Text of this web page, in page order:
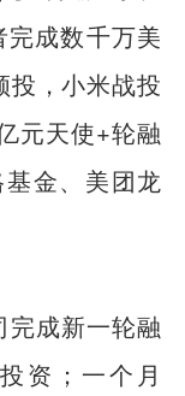
成数千万美
投，小米战投
元天使+轮融
金、美团龙
完成新一轮融
资；一个月